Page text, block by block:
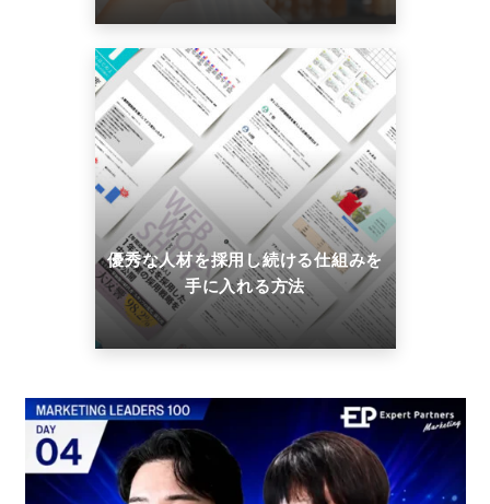
優秀な人材を採用し続ける仕組みを
手に入れる方法